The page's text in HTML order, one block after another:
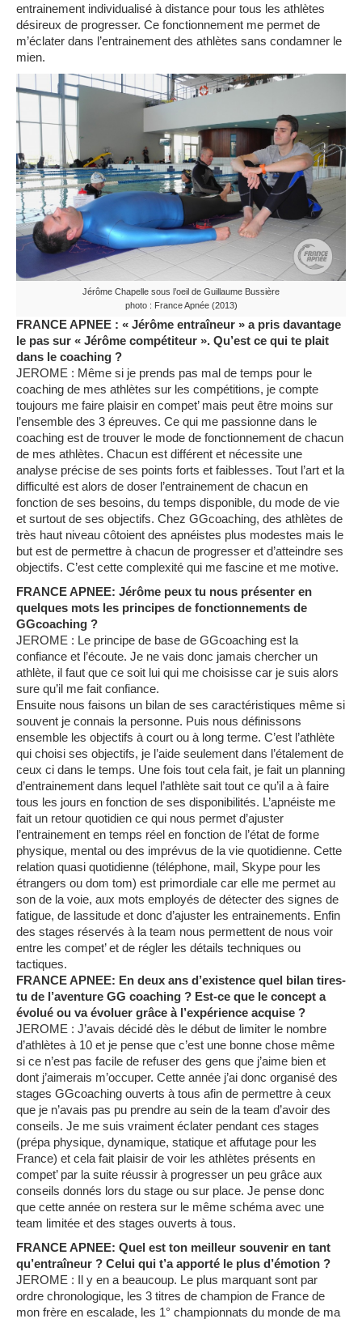
entrainement individualisé à distance pour tous les athlètes
désireux de progresser. Ce fonctionnement me permet de
m’éclater dans l’entrainement des athlètes sans condamner le
mien.
Jérôme Chapelle sous l’oeil de Guillaume Bussière
photo : France Apnée (2013)
FRANCE APNEE : « Jérôme entraîneur » a pris davantage
le pas sur « Jérôme compétiteur ». Qu’est ce qui te plait
dans le coaching ?
JEROME : Même si je prends pas mal de temps pour le
coaching de mes athlètes sur les compétitions, je compte
toujours me faire plaisir en compet’ mais peut être moins sur
l’ensemble des 3 épreuves. Ce qui me passionne dans le
coaching est de trouver le mode de fonctionnement de chacun
de mes athlètes. Chacun est différent et nécessite une
analyse précise de ses points forts et faiblesses. Tout l’art et la
difficulté est alors de doser l’entrainement de chacun en
fonction de ses besoins, du temps disponible, du mode de vie
et surtout de ses objectifs. Chez GGcoaching, des athlètes de
très haut niveau côtoient des apnéistes plus modestes mais le
but est de permettre à chacun de progresser et d’atteindre ses
objectifs. C’est cette complexité qui me fascine et me motive.
FRANCE APNEE: Jérôme peux tu nous présenter en
quelques mots les principes de fonctionnements de
GGcoaching ?
JEROME : Le principe de base de GGcoaching est la
confiance et l’écoute. Je ne vais donc jamais chercher un
athlète, il faut que ce soit lui qui me choisisse car je suis alors
sure qu’il me fait confiance.
Ensuite nous faisons un bilan de ses caractéristiques même si
souvent je connais la personne. Puis nous définissons
ensemble les objectifs à court ou à long terme. C’est l’athlète
qui choisi ses objectifs, je l’aide seulement dans l’étalement de
ceux ci dans le temps. Une fois tout cela fait, je fait un planning
d’entrainement dans lequel l’athlète sait tout ce qu’il a à faire
tous les jours en fonction de ses disponibilités. L’apnéiste me
fait un retour quotidien ce qui nous permet d’ajuster
l’entrainement en temps réel en fonction de l’état de forme
physique, mental ou des imprévus de la vie quotidienne. Cette
relation quasi quotidienne (téléphone, mail, Skype pour les
étrangers ou dom tom) est primordiale car elle me permet au
son de la voie, aux mots employés de détecter des signes de
fatigue, de lassitude et donc d’ajuster les entrainements. Enfin
des stages réservés à la team nous permettent de nous voir
entre les compet’ et de régler les détails techniques ou
tactiques.
FRANCE APNEE: En deux ans d’existence quel bilan tires-
tu de l’aventure GG coaching ? Est-ce que le concept a
évolué ou va évoluer grâce à l’expérience acquise ?
JEROME : J’avais décidé dès le début de limiter le nombre
d’athlètes à 10 et je pense que c’est une bonne chose même
si ce n’est pas facile de refuser des gens que j’aime bien et
dont j’aimerais m’occuper. Cette année j’ai donc organisé des
stages GGcoaching ouverts à tous afin de permettre à ceux
que je n’avais pas pu prendre au sein de la team d’avoir des
conseils. Je me suis vraiment éclater pendant ces stages
(prépa physique, dynamique, statique et affutage pour les
France) et cela fait plaisir de voir les athlètes présents en
compet’ par la suite réussir à progresser un peu grâce aux
conseils donnés lors du stage ou sur place. Je pense donc
que cette année on restera sur le même schéma avec une
team limitée et des stages ouverts à tous.
FRANCE APNEE: Quel est ton meilleur souvenir en tant
qu’entraîneur ? Celui qui t’a apporté le plus d’émotion ?
JEROME : Il y en a beaucoup. Le plus marquant sont par
ordre chronologique, les 3 titres de champion de France de
mon frère en escalade, les 1° championnats du monde de ma